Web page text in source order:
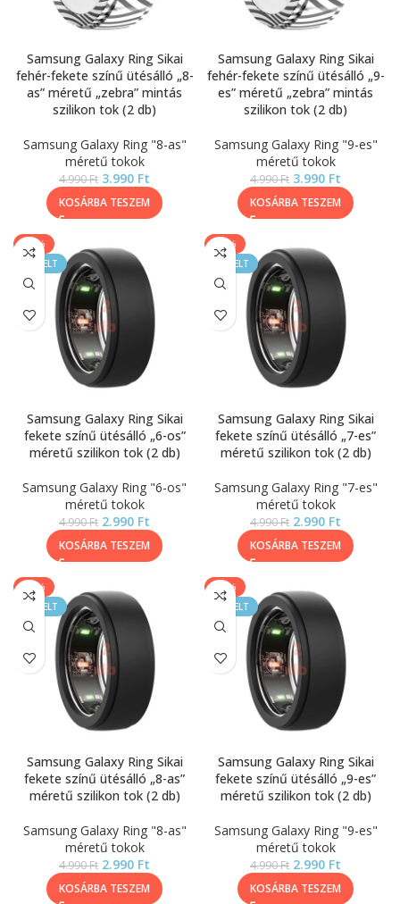
Samsung Galaxy Ring Sikai
fehér-fekete színű ütésálló „8-
as” méretű „zebra” mintás
szilikon tok (2 db)
Samsung Galaxy Ring "8-as"
méretű tokok
4.990Ft 3.990 Ft
KOSÁRBA TESZEM
Samsung Galaxy Ring Sikai
fehér-fekete színű ütésálló „9-
es” méretű „zebra” mintás
szilikon tok (2 db)
Samsung Galaxy Ring "9-es"
méretű tokok
4.990Ft 3.990 Ft
KOSÁRBA TESZEM
-40%
KIEMELT
Samsung Galaxy Ring Sikai
fekete színű ütésálló „6-os”
méretű szilikon tok (2 db)
Samsung Galaxy Ring "6-os"
méretű tokok
4.990Ft 2.990 Ft
KOSÁRBA TESZEM
-40%
KIEMELT
Samsung Galaxy Ring Sikai
fekete színű ütésálló „7-es”
méretű szilikon tok (2 db)
Samsung Galaxy Ring "7-es"
méretű tokok
4.990Ft 2.990 Ft
KOSÁRBA TESZEM
-40%
KIEMELT
Samsung Galaxy Ring Sikai
fekete színű ütésálló „8-as”
méretű szilikon tok (2 db)
Samsung Galaxy Ring "8-as"
méretű tokok
4.990Ft 2.990 Ft
KOSÁRBA TESZEM
-40%
KIEMELT
Samsung Galaxy Ring Sikai
fekete színű ütésálló „9-es”
méretű szilikon tok (2 db)
Samsung Galaxy Ring "9-es"
méretű tokok
4.990Ft 2.990 Ft
KOSÁRBA TESZEM